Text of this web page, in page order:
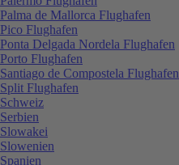
Palma de Mallorca Flughafen
Pico Flughafen
Ponta Delgada Nordela Flughafen
Porto Flughafen
Santiago de Compostela Flughafen
Split Flughafen
Schweiz
Serbien
Slowakei
Slowenien
Spanien